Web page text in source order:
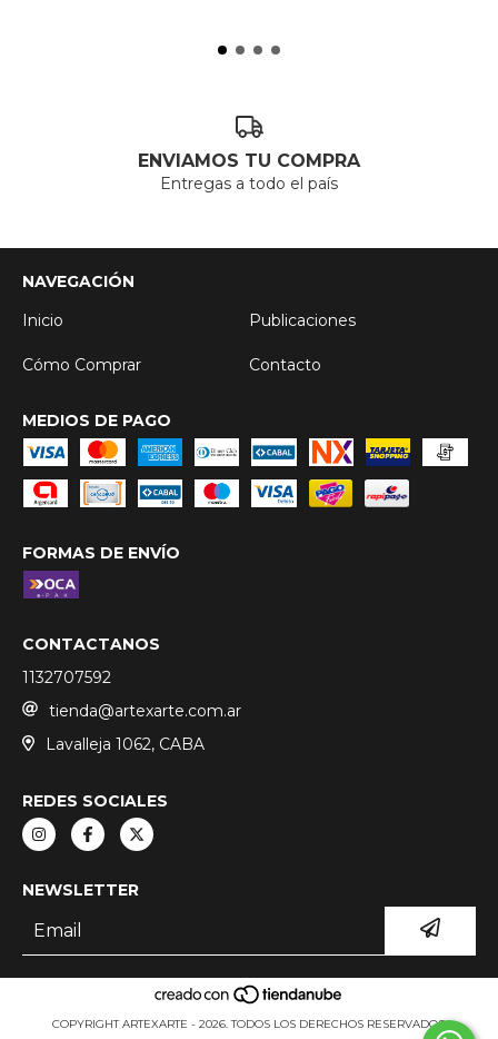
ENVIAMOS TU COMPRA
Entregas a todo el país
NAVEGACIÓN
Inicio
Publicaciones
Cómo Comprar Contacto
MEDIOS DE PAGO
FORMAS DE ENVÍO
CONTACTANOS
1132707592
tienda@artexarte.com.ar
Lavalleja 1062, CABA
REDES SOCIALES
NEWSLETTER
COPYRIGHT ARTEXARTE - 2026. TODOS LOS DERECHOS RESERVADOS.